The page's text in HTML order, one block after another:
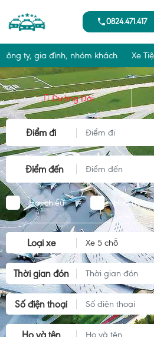
0824.471.417
ty, gia đình, nhóm khách Xe
Đường Dài
Điểm đi
Điểm đến
Hai chiều Hoá đơn
Loại xe
Thời gian đón
Số điện thoại
Họ và tên